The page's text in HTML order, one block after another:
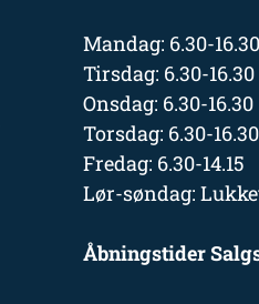
Mandag: 6.30-16.30
Tirsdag: 6.30-16.30
Onsdag: 6.30-16.30
Torsdag: 6.30-16.30
Fredag: 6.30-14.15
Lør-søndag:
Åbningstider